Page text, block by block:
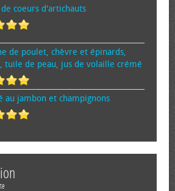
de cœurs d'artichauts
de poulet, chèvre et épinards,
tuile de peau, jus de volaille crémé
au jambon et champignons